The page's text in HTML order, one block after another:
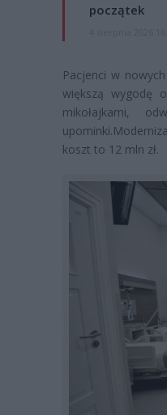
początek
Pacjenci w
większą wygodę
mikołajkami,
koszt to 12 mln zł.